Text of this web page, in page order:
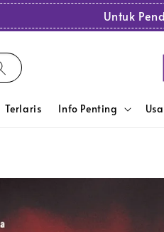
Untuk
Terlaris Info Penting